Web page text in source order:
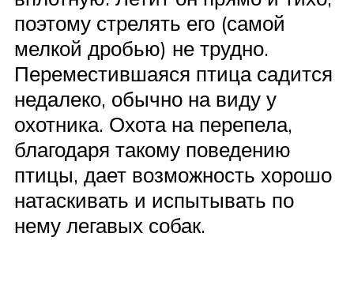
поэтому стрелять его (самой
мелкой дробью) не трудно.
Переместившаяся птица садится
недалеко, обычно на виду у
охотника. Охота на перепела,
благодаря такому поведению
птицы, дает возможность хорошо
натаскивать и испытывать по
нему легавых собак.